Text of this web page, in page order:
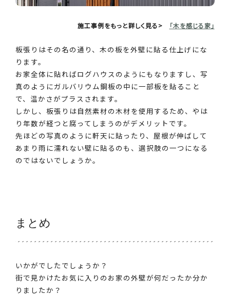
施工事例をもっと詳しく見る> 「木を感じる家」
板張りはその名の通り、木の板を外壁に貼る仕上げにな
ります。
お家全体に貼ればログハウスのようにもなりますし、写
真のようにガルバリウム鋼板の中に一部板を貼ること
で、温かさがプラスされます。
しかし、板張りは自然素材の木材を使用するため、やは
り年数が経つと腐ってしまうのがデメリットです。
先ほどの写真のように軒天に貼ったり、屋根が伸ばして
あまり雨に濡れない壁に貼るのも、選択肢の一つになる
のではないでしょうか。
まとめ
いかがでしたでしょうか？
街で見かけたお気に入りのお家の外壁が何だったか分か
りましたか？